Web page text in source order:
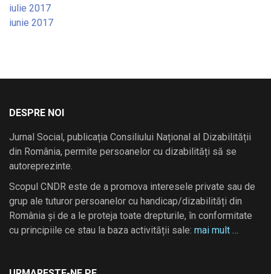
iulie 2017
iunie 2017
DESPRE NOI
Jurnal Social, publicația Consiliului Național al Dizabilității
din România, permite persoanelor cu dizabilități să se
autoreprezinte.
Scopul CNDR este de a promova interesele private sau de
grup ale tuturor persoanelor cu handicap/dizabilități din
România și de a le proteja toate drepturile, în conformitate
cu principiile ce stau la baza activității sale: mai mult …